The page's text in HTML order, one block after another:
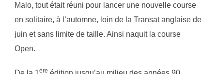
Malo, tout était réuni pour lancer une nouvelle course
en solitaire, à l’automne, loin de la Transat anglaise de
juin et sans limite de taille. Ainsi naquit la course
Open.
ère